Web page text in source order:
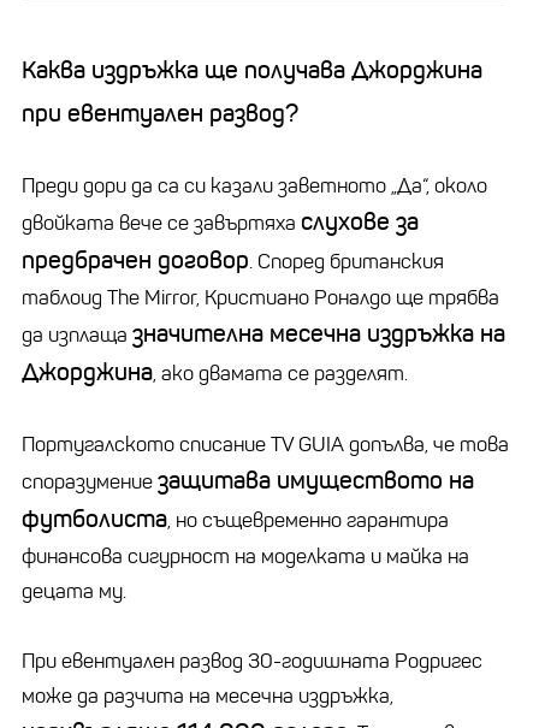
Каква издръжка ще получава Джорджина
при евентуален развод?
Преди дори да са си казали заветното „Да“, около
двойката вече се завъртяха слухове за
предбрачен договор. Според британския
таблоид The Mirror, Кристиано Роналдо ще трябва
да изплаща значителна месечна издръжка на
Джорджина, ако двамата се разделят.
Португалското списание TV GUIA допълва, че това
споразумениезащитава имуществото на
футболиста, но същевременно гарантира
финансова сигурност на моделката и майка на
децата му.
При евентуален развод 30-годишната Родригес
може да разчита на месечна издръжка,